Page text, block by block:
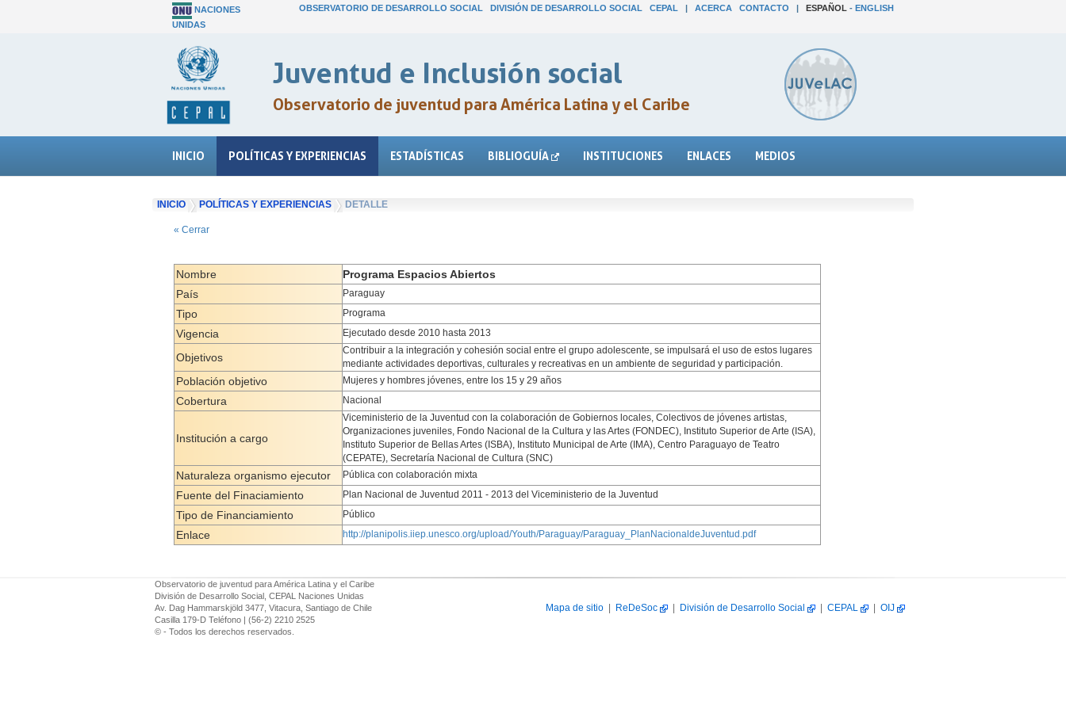
NACIONES
UNIDAS
OBSERVATORIO DE DESARROLLO SOCIAL DIVISIÓN DE DESARROLLO SOCIAL CEPAL | ACERCA CONTACTO | ESPAÑOL - ENGLISH
Juventud e Inclusión social
Observatorio de juventud para América Latina y el Caribe
INICIO POLÍTICAS Y EXPERIENCIAS ESTADÍSTICAS BIBLIOGUÍA INSTITUCIONES ENLACES MEDIOS
INICIO POLÍTICAS Y EXPERIENCIAS DETALLE
« Cerrar
Nombre
Programa Espacios Abiertos
País
Paraguay
Tipo Programa
Vigencia Ejecutado desde 2010 hasta 2013
Objetivos
Contribuir a la integración y cohesión social entre el grupo adolescente, se impulsará el uso de estos lugares
mediante actividades deportivas, culturales y recreativas en un ambiente de seguridad y participación.
Población objetivo Mujeres y hombres jóvenes, entre los 15 y 29 años
Cobertura Nacional
Institución a cargo
Viceministerio de la Juventud con la colaboración de Gobiernos locales, Colectivos de jóvenes artistas,
Organizaciones juveniles, Fondo Nacional de la Cultura y las Artes (FONDEC), Instituto Superior de Arte (ISA),
Instituto Superior de Bellas Artes (ISBA), Instituto Municipal de Arte (IMA), Centro Paraguayo de Teatro
(CEPATE), Secretaría Nacional de Cultura (SNC)
Naturaleza organismo ejecutor Pública con colaboración mixta
Fuente del Finaciamiento Plan Nacional de Juventud 2011 - 2013 del Viceministerio de la Juventud
Tipo de Financiamiento Público
Enlace http://planipolis.iiep.unesco.org/upload/Youth/Paraguay/Paraguay_PlanNacionaldeJuventud.pdf
Observatorio de juventud para América Latina y el Caribe
División de Desarrollo Social, CEPAL Naciones Unidas
Av. Dag Hammarskjöld 3477, Vitacura, Santiago de Chile
Casilla 179-D Teléfono | (56-2) 2210 2525
© - Todos los derechos reservados.
Mapa de sitio ReDeSoc División de Desarrollo Social CEPAL OIJ